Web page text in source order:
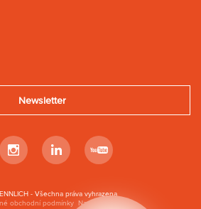
- Všechna práva vyhrazena
obchodní podmínky Nastavení cookies
InstagramLinkedin Youtube
Newsletter